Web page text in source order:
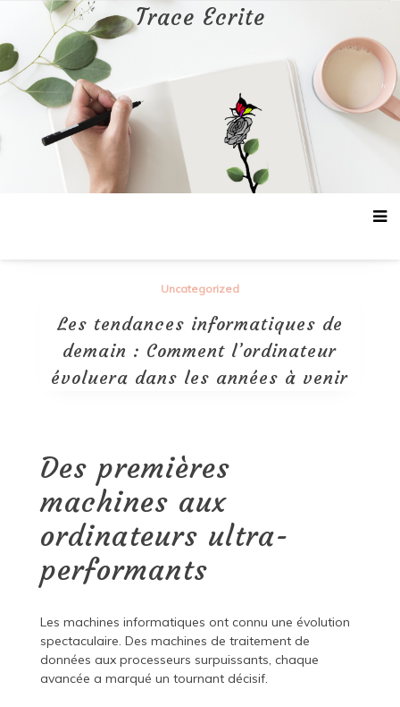
contenu
Trace Ecrite
Uncategorized
Les tendances informatiques de
demain : Comment l’ordinateur
évoluera dans les années à venir
Des premières
machines aux
ordinateurs ultra-
performants
Les machines informatiques ont connu une évolution
spectaculaire. Des machines de traitement de
données aux processeurs surpuissants, chaque
avancée a marqué un tournant décisif.